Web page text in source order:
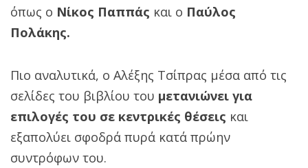
όπως ο Νίκος Παππάς και ο Παύλος
Πολάκης.
Πιο αναλυτικά, ο Αλέξης Τσίπρας μέσα από τις
σελίδες του βιβλίου του μετανιώνει για
επιλογές του σε κεντρικές θέσεις και
εξαπολύει σφοδρά πυρά κατά πρώην
συντρόφων του.